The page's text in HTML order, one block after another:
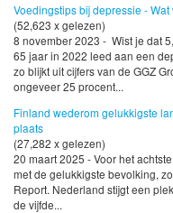
Voedingstips bij depressie -
(52,623 x gelezen)
8 november 2023 - Wist je dat
65 jaar in 2022 leed aan een
zo blijkt uit cijfers van de GGZ
ongeveer 25 procent...
Finland wederom gelukkigste
plaats
(27,282 x gelezen)
20 maart 2025 - Voor het
met de gelukkigste bevolking,
Report. Nederland stijgt een
de vijfde...